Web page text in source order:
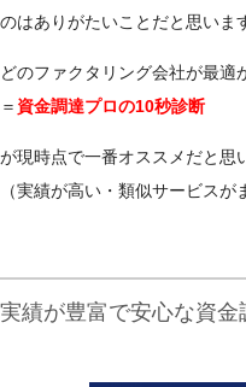
のはありがたいことだと思いま
どのファクタリング会社が最適
＝ 資金調達プロの10秒診断
が現時点で一番オススメだと思
（実績が高い・類似サービスが
実績が豊富で安心な資金